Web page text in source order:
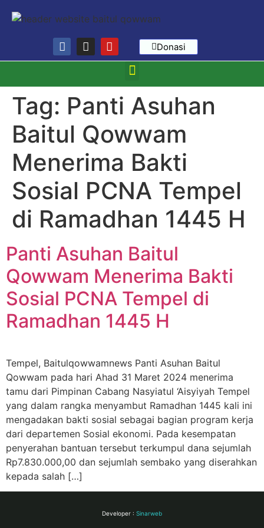
Donasi
Tag: Panti Asuhan
Baitul Qowwam
Menerima Bakti
Sosial PCNA Tempel
di Ramadhan 1445 H
Panti Asuhan Baitul
Qowwam Menerima Bakti
Sosial PCNA Tempel di
Ramadhan 1445 H
Tempel, Baitulqowwamnews Panti Asuhan Baitul
Qowwam pada hari Ahad 31 Maret 2024 menerima
tamu dari Pimpinan Cabang Nasyiatul ‘Aisyiyah Tempel
yang dalam rangka menyambut Ramadhan 1445 kali ini
mengadakan bakti sosial sebagai bagian program kerja
dari departemen Sosial ekonomi. Pada kesempatan
penyerahan bantuan tersebut terkumpul dana sejumlah
Rp7.830.000,00 dan sejumlah sembako yang diserahkan
kepada salah […]
Developer : Sinarweb